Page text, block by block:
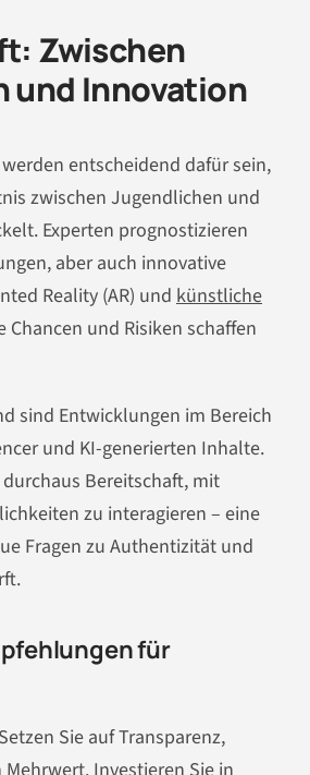
Zwischen
und Innovation
entscheidend dafür sein,
zwischen Jugendlichen und
Experten prognostizieren
aber auch innovative
Reality (AR) und künstliche
Chancen und Risiken schaffen
sind Entwicklungen im Bereich
und KI-generierten Inhalte.
Bereitschaft, mit
zu interagieren – eine
Fragen zu Authentizität und
für
Sie auf Transparenz,